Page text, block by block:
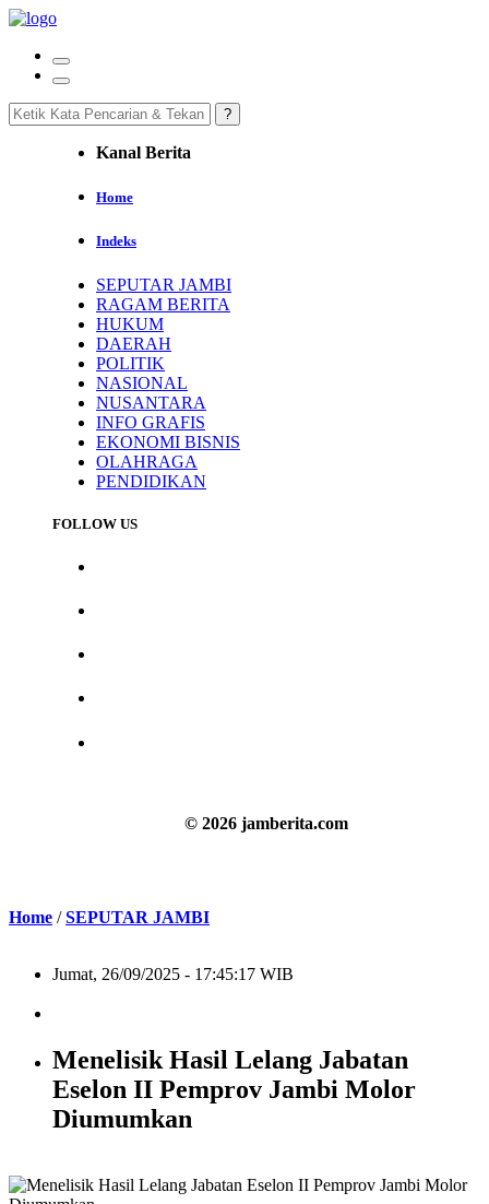
Kanal Berita
Home
Indeks
SEPUTAR JAMBI
RAGAM BERITA
HUKUM
DAERAH
POLITIK
NASIONAL
NUSANTARA
INFO GRAFIS
EKONOMI BISNIS
OLAHRAGA
PENDIDIKAN
FOLLOW US
© 2026 jamberita.com
Home /SEPUTAR JAMBI
Jumat, 26/09/2025 - 17:45:17 WIB
Menelisik Hasil Lelang Jabatan
Eselon II Pemprov Jambi Molor
Diumumkan